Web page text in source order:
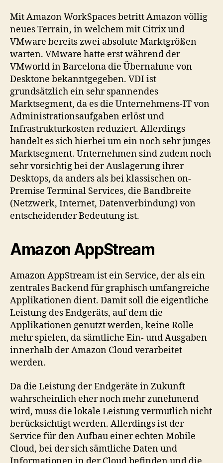
Mit Amazon WorkSpaces betritt Amazon völlig
neues Terrain, in welchem mit Citrix und
VMware bereits zwei absolute Marktgrößen
warten. VMware hatte erst während der
VMworld in Barcelona die Übernahme von
Desktone bekanntgegeben. VDI ist
grundsätzlich ein sehr spannendes
Marktsegment, da es die Unternehmens-IT von
Administrationsaufgaben erlöst und
Infrastrukturkosten reduziert. Allerdings
handelt es sich hierbei um ein noch sehr junges
Marktsegment. Unternehmen sind zudem noch
sehr vorsichtig bei der Auslagerung ihrer
Desktops, da anders als bei klassischen on-
Premise Terminal Services, die Bandbreite
(Netzwerk, Internet, Datenverbindung) von
entscheidender Bedeutung ist.
Amazon AppStream
Amazon AppStream ist ein Service, der als ein
zentrales Backend für graphisch umfangreiche
Applikationen dient. Damit soll die eigentliche
Leistung des Endgeräts, auf dem die
Applikationen genutzt werden, keine Rolle
mehr spielen, da sämtliche Ein- und Ausgaben
innerhalb der Amazon Cloud verarbeitet
werden.
Da die Leistung der Endgeräte in Zukunft
wahrscheinlich eher noch mehr zunehmend
wird, muss die lokale Leistung vermutlich nicht
berücksichtigt werden. Allerdings ist der
Service für den Aufbau einer echten Mobile
Cloud, bei der sich sämtliche Daten und